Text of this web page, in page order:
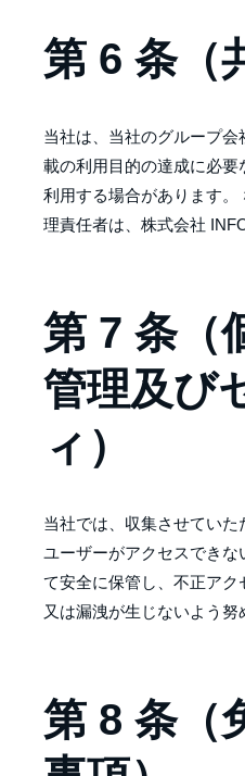
第 6 条（
当社は、当社のグループ
載の利用目的の達成に必
利用する場合があります
理責任者は、株式会社
第 7 条（
管理及び
ィ）
当社では、収集させてい
ユーザーがアクセスできな
て安全に保管し、不正ア
又は漏洩が生じないよう努
第 8 条（